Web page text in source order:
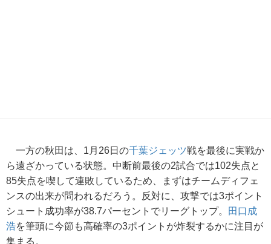
一方の秋田は、1月26日の千葉ジェッツ戦を最後に実戦か
ら遠ざかっている状態。中断前最後の2試合では102失点と
85失点を喫して連敗しているため、まずはチームディフェ
ンスの出来が問われるだろう。反対に、攻撃では3ポイント
シュート成功率が38.7パーセントでリーグトップ。
田口成
浩を筆頭に今節も高確率の3ポイントが炸裂するかに注目が
集まる。